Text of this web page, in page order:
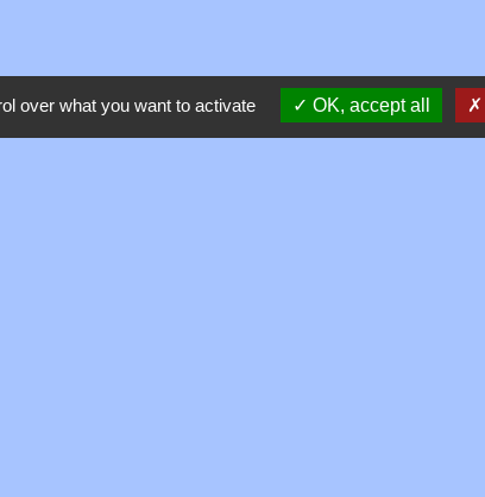
publique
over what you want to activate OK, accept all